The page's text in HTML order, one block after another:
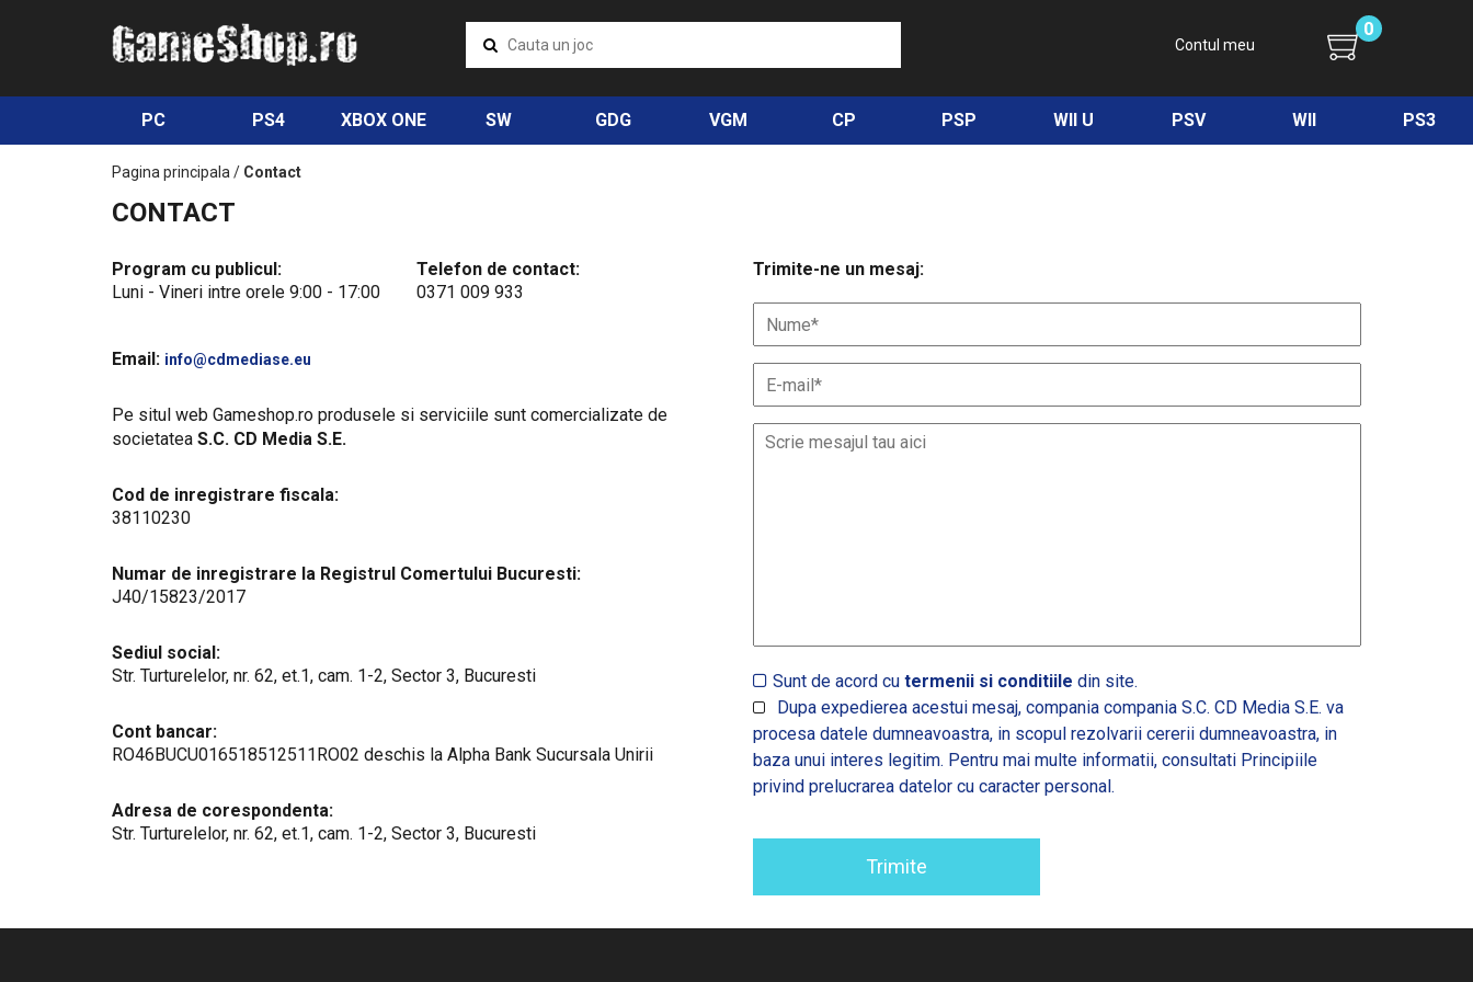
Contul meu
0
PC PS4 XBOX ONE SW GDG VGM CP PSP WII U PSV WII PS3
Pagina principala / Contact
CONTACT
Program cu publicul:
Luni - Vineri intre orele 9:00 - 17:00
Telefon de contact:
0371 009 933
Email: info@cdmediase.eu
Pe situl web Gameshop.ro produsele si serviciile sunt comercializate de
societatea S.C. CD Media S.E.
Cod de inregistrare fiscala:
38110230
Numar de inregistrare la Registrul Comertului Bucuresti:
J40/15823/2017
Sediul social:
Str. Turturelelor, nr. 62, et.1, cam. 1-2, Sector 3, Bucuresti
Cont bancar:
RO46BUCU016518512511RO02 deschis la Alpha Bank Sucursala Unirii
Adresa de corespondenta:
Str. Turturelelor, nr. 62, et.1, cam. 1-2, Sector 3, Bucuresti
Trimite-ne un mesaj:
Sunt de acord cu termenii si conditiile din site.
Dupa expedierea acestui mesaj, compania compania S.C. CD Media S.E. va
procesa datele dumneavoastra, in scopul rezolvarii cererii dumneavoastra, in
baza unui interes legitim. Pentru mai multe informatii, consultati Principiile
privind prelucrarea datelor cu caracter personal.
Trimite